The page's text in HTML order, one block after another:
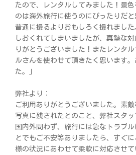
たので、レンタルしてみました！景
のは海外旅行に使うのにぴったりだ
普通に撮るよりおもしろく撮れまし
しおくれてしまいましたが、真摯な
りがとうございました！またレンタ
ルさんを使わせて頂きたく思います
た。」
弊社より：
ご利用ありがとうございました。素
写真に残されたとのこと、弊社スタッ
国内外問わず、旅行には急なトラブ
とでもご不安等ありましたら、すぐ
様の状況にあわせて柔軟に対応させ